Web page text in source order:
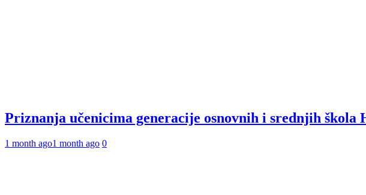
Priznanja učenicima generacije osnovnih i srednjih škola
1 month ago1 month ago 0